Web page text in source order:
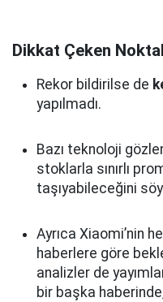
Dikkat Çeken
Rekor bildirilse de
yapılmadı.
Bazı teknoloji
stoklarla sınırlı
taşıyabileceğini
Ayrıca Xiaomi’nin
haberlere göre
analizler de
bir başka